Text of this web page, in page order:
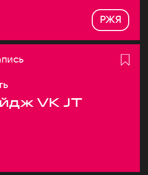
РЖЯ
VK JT